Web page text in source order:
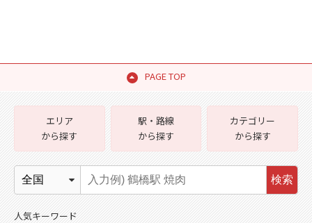
PAGE TOP
エリア
から探す
駅・路線
から探す
カテゴリー
から探す
検索
人気キーワード